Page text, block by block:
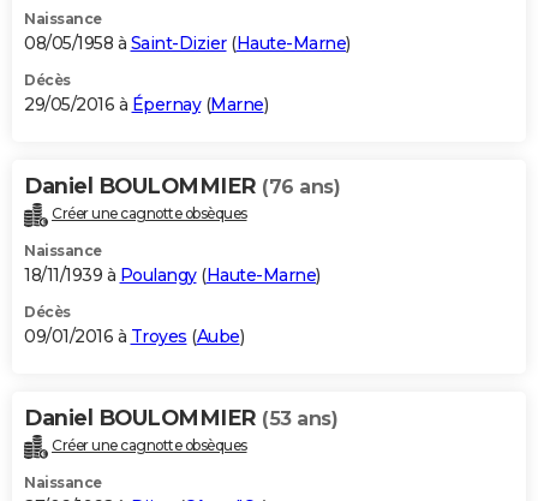
Naissance
08/05/1958 à Saint-Dizier(Haute-Marne)
Décès
29/05/2016 à Épernay(Marne)
Daniel BOULOMMIER (76 ans)
Créer une cagnotte obsèques
Naissance
18/11/1939 à Poulangy(Haute-Marne)
Décès
09/01/2016 à Troyes (Aube)
Daniel BOULOMMIER (53 ans)
Créer une cagnotte obsèques
Naissance